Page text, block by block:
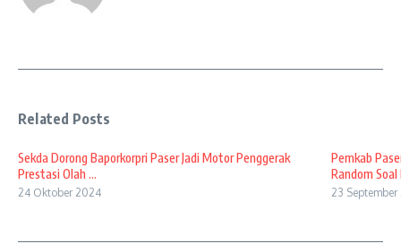
Related Posts
Sekda Dorong Baporkorpri Paser Jadi Motor Penggerak
Prestasi Olah ...
24 Oktober 2024
Pemkab
Random Soal
23